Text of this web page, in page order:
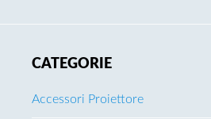
CATEGORIE
Accessori Proiettore